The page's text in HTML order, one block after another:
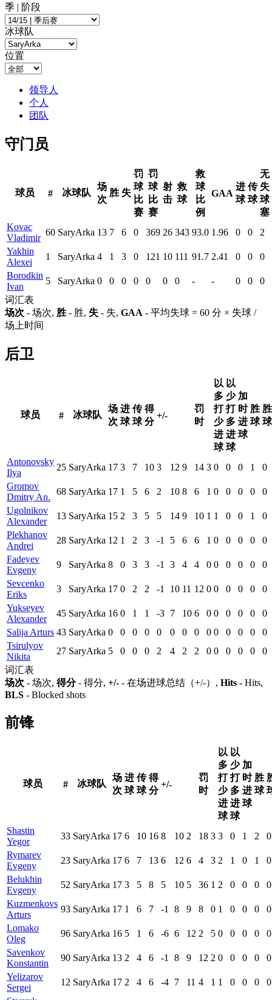
季 | 阶段
冰球队
位置
领导人
个人
团队
守门员
球员 # 冰球队
场
次
胜 失
罚
球
比
赛
罚
球
比
赛
射
击
救
球
救
球
比
例
GAA
进
球
传
球
无
失
球
塞
Kovac
Vladimir
60 SaryArka 13 7 6 0 369 26 343 93.0 1.96 0 0
2
Yakhin
Alexei
1 SaryArka 4 1 3 0 121 10 111 91.7 2.41 0 0
0
Borodkin
Ivan
5 SaryArka 0 0 0 0 0 0 0 - - 0 0
0
词汇表
场次 - 场次, 胜 - 胜, 失 - 失, GAA - 平均失球 = 60 分 × 失球 /
场上时间
后卫
球员 # 冰球队
场
次
进
球
传
球
得
分
+/-
罚
时
以
多
打
少
进
球
以
少
打
多
进
球
加
时
进
球
胜
球
胜
球
Antonovsky
Ilya
25 SaryArka 17 3 7 10 3 12 9 14 3 0 0 0 1
0
Gromov
Dmitry An.
68 SaryArka 17 1 5 6 2 10 8 6 1 0 0 0 0
0
Ugolnikov
Alexander
13 SaryArka 15 2 3 5 5 14 9 10 1 1 0 0 1
0
Plekhanov
Andrei
28 SaryArka 12 1 2 3 -1 5 6 6 1 0 0 0 0
0
Fadeyev
Evgeny
9 SaryArka 8 0 3 3 -1 3 4 4 0 0 0 0 0
0
Sevcenko
Eriks
3 SaryArka 17 0 2 2 -1 10 11 12 0 0 0 0 0
0
Yukseyev
Alexander
45 SaryArka 16 0 1 1 -3 7 10 6 0 0 0 0 0
0
Salija Arturs 43 SaryArka 0 0 0 0 0 0 0 0 0 0 0 0 0
0
Tsirulyov
Nikita
27 SaryArka 5 0 0 0 2 4 2 2 0 0 0 0 0
0
词汇表
场次 - 场次, 得分- 得分, +/- - 在场进球总结（+/-）, Hits - Hits,
BLS - Blocked shots
前锋
球员 # 冰球队
场
次
进
球
传
球
得
分
+/-
罚
时
以
多
打
少
进
球
以
少
打
多
进
球
加
时
进
球
胜
球
Shastin
Yegor
33 SaryArka 17 6 10 16 8 10 2 18 3 3 0 1 2
0
Rymarev
Evgeny
23 SaryArka 17 6 7 13 6 12 6 4 3 2 1 0 1
0
Belukhin
Evgeny
52 SaryArka 17 3 5 8 5 10 5 36 1 2 0 0 0
0
Kuzmenkovs
Arturs
93 SaryArka 17 1 6 7 -1 8 9 8 0 1 0 0 0
0
Lomako
Oleg
96 SaryArka 16 5 1 6 -6 6 12 2 5 0 0 0 0
0
Savenkov
Konstantin
90 SaryArka 13 2 4 6 -1 8 9 12 2 0 0 0 0
0
Yelizarov
Sergei
12 SaryArka 17 2 4 6 -4 7 11 4 1 1 0 0 0
0